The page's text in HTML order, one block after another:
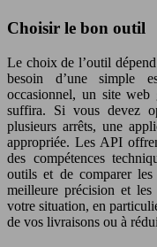
Choisir le bon outil
Le choix de l’outil
besoin d’une simple
occasionnel, un site
suffira. Si vous devez
plusieurs arrêts, une
appropriée. Les API
des compétences
outils et de comparer
meilleure précision et
votre situation, en
de vos livraisons ou à